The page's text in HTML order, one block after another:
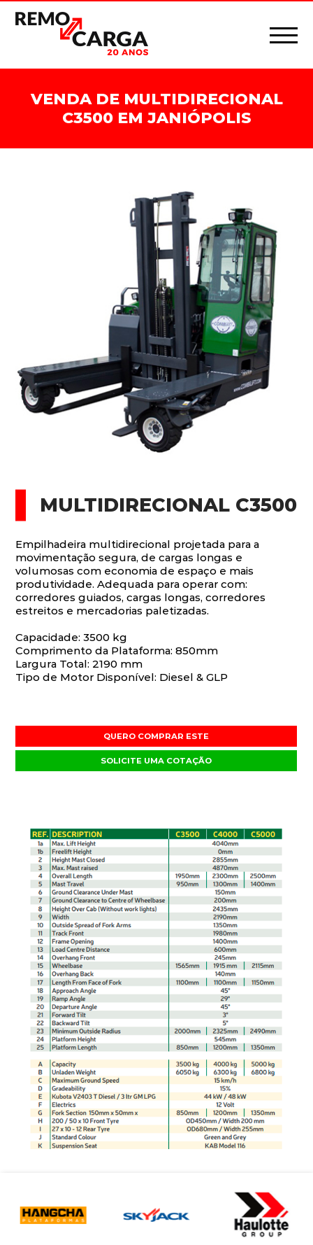
VENDA DE MULTIDIRECIONAL
C3500 EM JANIÓPOLIS
MULTIDIRECIONAL C3500
Empilhadeira multidirecional projetada para a
movimentação segura, de cargas longas e
volumosas com economia de espaço e mais
produtividade. Adequada para operar com:
corredores guiados, cargas longas, corredores
estreitos e mercadorias paletizadas.
Capacidade: 3500 kg
Comprimento da Plataforma: 850mm
Largura Total: 2190 mm
Tipo de Motor Disponível: Diesel & GLP
QUERO COMPRAR ESTE
SOLICITE UMA COTAÇÃO